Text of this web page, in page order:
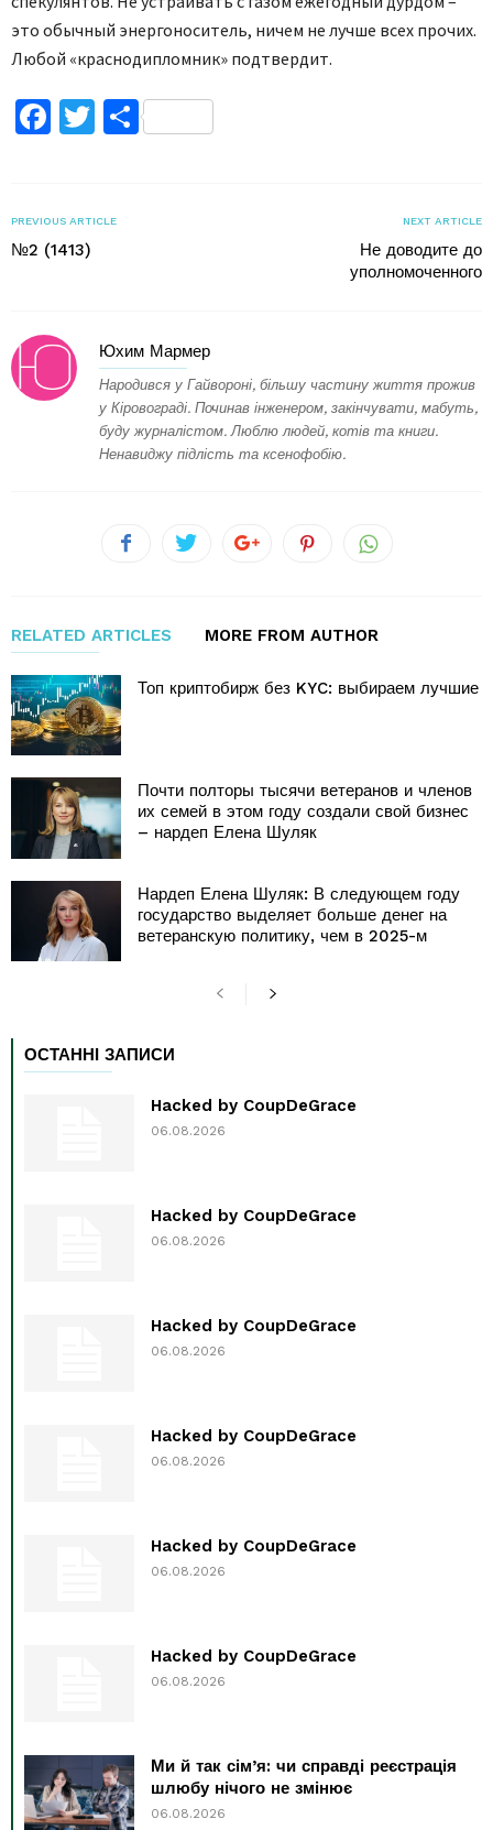
это обычный энергоноситель, ничем не лучше всех прочих.
Любой «краснодипломник» подтвердит.
Facebook
TwitterПоділитися
PREVIOUS ARTICLE
№2 (1413)
NEXT ARTICLE
Не доводите до
уполномоченного
Юхим Мармер
Народився у Гайвороні, більшу частину життя прожив
у Кіровограді. Починав інженером, закінчувати, мабуть,
буду журналістом. Люблю людей, котів та книги.
Ненавиджу підлість та ксенофобію.
RELATED ARTICLES MORE FROM AUTHOR
Топ криптобирж без KYC: выбираем лучшие
Почти полторы тысячи ветеранов и членов
их семей в этом году создали свой бизнес
– нардеп Елена Шуляк
Нардеп Елена Шуляк: В следующем году
государство выделяет больше денег на
ветеранскую политику, чем в 2025-м
ОСТАННІ ЗАПИСИ
Hacked by CoupDeGrace
06.08.2026
Hacked by CoupDeGrace
06.08.2026
Hacked by CoupDeGrace
06.08.2026
Hacked by CoupDeGrace
06.08.2026
Hacked by CoupDeGrace
06.08.2026
Hacked by CoupDeGrace
06.08.2026
Ми й так сім’я: чи справді реєстрація
шлюбу нічого не змінює
06.08.2026